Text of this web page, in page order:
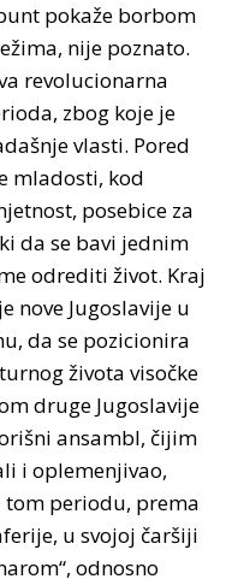
pokaže borbom
nije poznato.
revolucionarna
zbog koje je
vlasti. Pored
mladosti, kod
posebice za
da se bavi jednim
odrediti život. Kraj
nove Jugoslavije u
da se pozicionira
života visočke
druge Jugoslavije
ansambl, čijim
i oplemenjivao,
periodu, prema
u svojoj čaršiji
odnosno